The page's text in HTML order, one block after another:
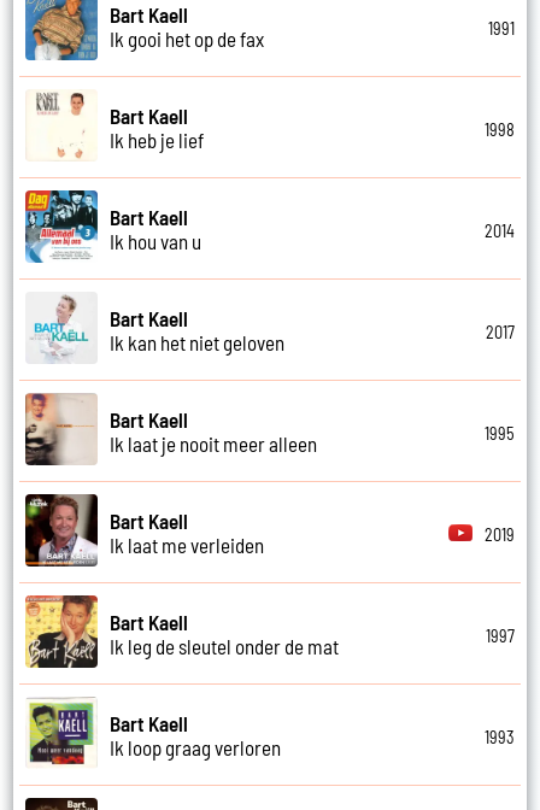
Bart Kaell
Ik gooi het op de fax
1991
Bart Kaell
Ik heb je lief
1998
Bart Kaell
Ik hou van u
2014
Bart Kaell
Ik kan het niet geloven
2017
Bart Kaell
Ik laat je nooit meer alleen
1995
Bart Kaell
Ik laat me verleiden
2019
Bart Kaell
Ik leg de sleutel onder de mat
1997
Bart Kaell
Ik loop graag verloren
1993